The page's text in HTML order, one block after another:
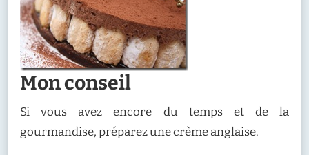
Mon conseil
Si vous avez encore du temps et de la
gourmandise, préparez une crème anglaise.